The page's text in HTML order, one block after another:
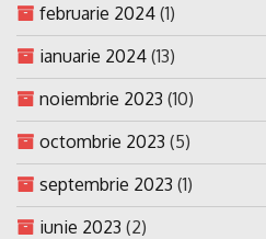
februarie 2024 (1)
ianuarie 2024 (13)
noiembrie 2023 (10)
octombrie 2023 (5)
septembrie 2023 (1)
iunie 2023 (2)